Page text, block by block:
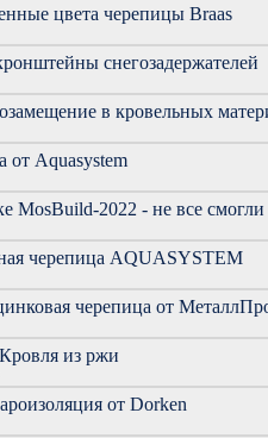
цвета черепицы Braas
снегозадержателей
в кровельных
от Aquasystem
MosBuild-2022 - не все смогли
черепица AQUASYSTEM
черепица от
Кровля из ржи
от Dorken